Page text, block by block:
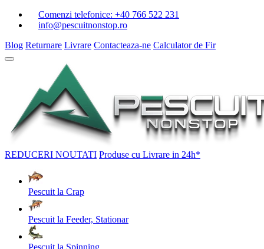
Comenzi telefonice: +40 766 522 231
info@pescuitnonstop.ro
Blog Returnare Livrare Contacteaza-ne Calculator de Fir
REDUCERI NOUTATI Produse cu Livrare in 24h*
Pescuit la Crap
Pescuit la Feeder, Stationar
Pescuit la Spinning